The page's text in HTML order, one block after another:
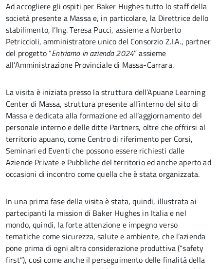
Ad accogliere gli ospiti per Baker Hughes tutto lo staff della
società presente a Massa e, in particolare, la Direttrice dello
stabilimento, l’Ing. Teresa Pucci, assieme a Norberto
Petriccioli, amministratore unico del Consorzio Z.I.A., partner
del progetto “Entriamo in azienda 2024” assieme
all’Amministrazione Provinciale di Massa-Carrara.
La visita è iniziata presso la struttura dell’Apuane Learning
Center di Massa, struttura presente all’interno del sito di
Massa e dedicata alla formazione ed all’aggiornamento del
personale interno e delle ditte Partners, oltre che offrirsi al
territorio apuano, come Centro di riferimento per Corsi,
Seminari ed Eventi che possono essere richiesti dalle
Aziende Private e Pubbliche del territorio ed anche aperto ad
occasioni di incontro come quella che è stata organizzata.
In una prima fase della visita è stata, quindi, illustrata ai
partecipanti la mission di Baker Hughes in Italia e nel
mondo, quindi, la forte attenzione e impegno verso
tematiche come sicurezza, salute e ambiente, che l’azienda
pone prima di ogni altra considerazione produttiva (“safety
first”), così come anche il perseguimento delle finalità della